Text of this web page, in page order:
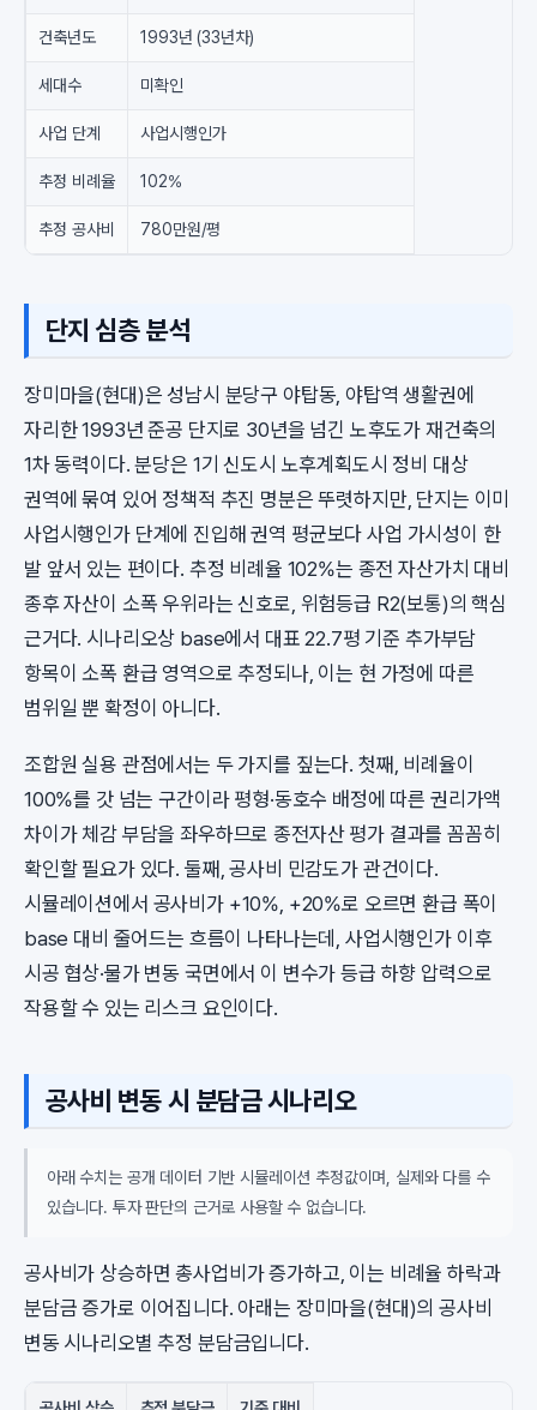
건축년도 1993년 (33년차)
세대수 미확인
사업 단계 사업시행인가
추정 비례율 102%
추정 공사비 780만원/평
단지 심층 분석
장미마을(현대)은 성남시 분당구 야탑동, 야탑역 생활권에
자리한 1993년 준공 단지로 30년을 넘긴 노후도가 재건축의
1차 동력이다. 분당은 1기 신도시 노후계획도시 정비 대상
권역에 묶여 있어 정책적 추진 명분은 뚜렷하지만, 단지는 이미
사업시행인가 단계에 진입해 권역 평균보다 사업 가시성이 한
발 앞서 있는 편이다. 추정 비례율 102%는 종전 자산가치 대비
종후 자산이 소폭 우위라는 신호로, 위험등급 R2(보통)의 핵심
근거다. 시나리오상 base에서 대표 22.7평 기준 추가부담
항목이 소폭 환급 영역으로 추정되나, 이는 현 가정에 따른
범위일 뿐 확정이 아니다.
조합원 실용 관점에서는 두 가지를 짚는다. 첫째, 비례율이
100%를 갓 넘는 구간이라 평형·동호수 배정에 따른 권리가액
차이가 체감 부담을 좌우하므로 종전자산 평가 결과를 꼼꼼히
확인할 필요가 있다. 둘째, 공사비 민감도가 관건이다.
시뮬레이션에서 공사비가 +10%, +20%로 오르면 환급 폭이
base 대비 줄어드는 흐름이 나타나는데, 사업시행인가 이후
시공 협상·물가 변동 국면에서 이 변수가 등급 하향 압력으로
작용할 수 있는 리스크 요인이다.
공사비 변동 시 분담금 시나리오
아래 수치는 공개 데이터 기반 시뮬레이션 추정값이며, 실제와 다를 수
있습니다. 투자 판단의 근거로 사용할 수 없습니다.
공사비가 상승하면 총사업비가 증가하고, 이는 비례율 하락과
분담금 증가로 이어집니다. 아래는 장미마을(현대)의 공사비
변동 시나리오별 추정 분담금입니다.